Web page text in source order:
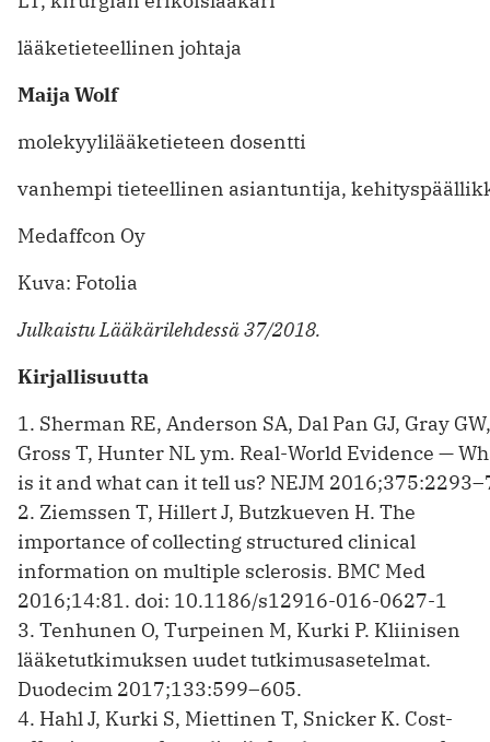
lääketieteellinen johtaja
Maija Wolf
molekyylilääketieteen dosentti
vanhempi tieteellinen asiantuntija,
Medaffcon Oy
Kuva: Fotolia
Julkaistu Lääkärilehdessä 37/2018.
Kirjallisuutta
1. Sherman RE, Anderson SA, Dal Pan GJ, Gray GW,
Gross T, Hunter NL ym. Real-World Evidence —
is it and what can it tell us? NEJM
2. Ziemssen T, Hillert J, Butzkueven H. The
importance of collecting structured clinical
information on multiple sclerosis. BMC Med
2016;14:81. doi: 10.1186/s12916-016-0627-1
3. Tenhunen O, Turpeinen M, Kurki P. Kliinisen
lääketutkimuksen uudet tutkimusasetelmat.
Duodecim 2017;133:599–605.
4. Hahl J, Kurki S, Miettinen T, Snicker K. Cost-